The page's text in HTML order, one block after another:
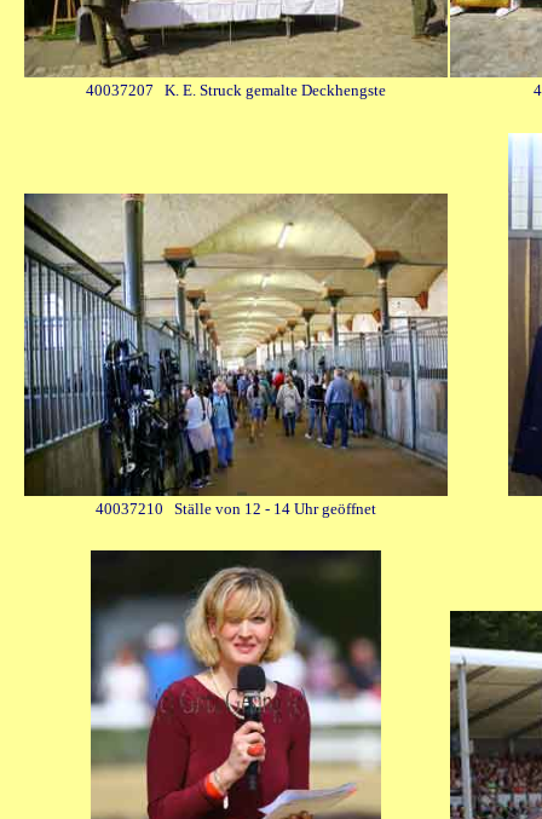
40037207 K. E. Struck gemalte Deckhengste
40037210 Ställe von 12 - 14 Uhr geöffnet